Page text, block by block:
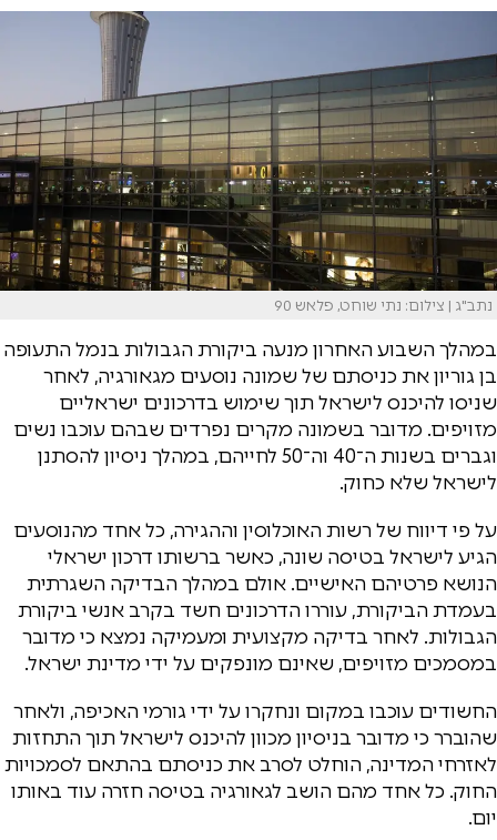
נתב"ג | צילום: נתי שוחט, פלאש 90
במהלך השבוע האחרון מנעה ביקורת הגבולות בנמל התעופה
בן גוריון את כניסתם של שמונה נוסעים מגאורגיה, לאחר
שניסו להיכנס לישראל תוך שימוש בדרכונים ישראליים
מזויפים. מדובר בשמונה מקרים נפרדים שבהם עוכבו נשים
וגברים בשנות ה־40 וה־50 לחייהם, במהלך ניסיון להסתנן
לישראל שלא כחוק.
על פי דיווח של רשות האוכלוסין וההגירה, כל אחד מהנוסעים
הגיע לישראל בטיסה שונה, כאשר ברשותו דרכון ישראלי
הנושא פרטיהם האישיים. אולם במהלך הבדיקה השגרתית
בעמדת הביקורת, עוררו הדרכונים חשד בקרב אנשי ביקורת
הגבולות. לאחר בדיקה מקצועית ומעמיקה נמצא כי מדובר
במסמכים מזויפים, שאינם מונפקים על ידי מדינת ישראל.
החשודים עוכבו במקום ונחקרו על ידי גורמי האכיפה, ולאחר
שהוברר כי מדובר בניסיון מכוון להיכנס לישראל תוך התחזות
לאזרחי המדינה, הוחלט לסרב את כניסתם בהתאם לסמכויות
החוק. כל אחד מהם הושב לגאורגיה בטיסה חזרה עוד באותו
יום.